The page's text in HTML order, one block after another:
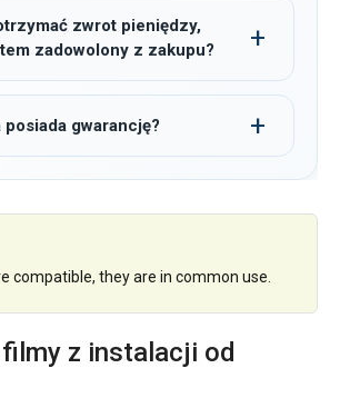
zwrot pieniędzy,
zadowolony z zakupu?
gwarancję?
compatible, they are in common use.
z instalacji od